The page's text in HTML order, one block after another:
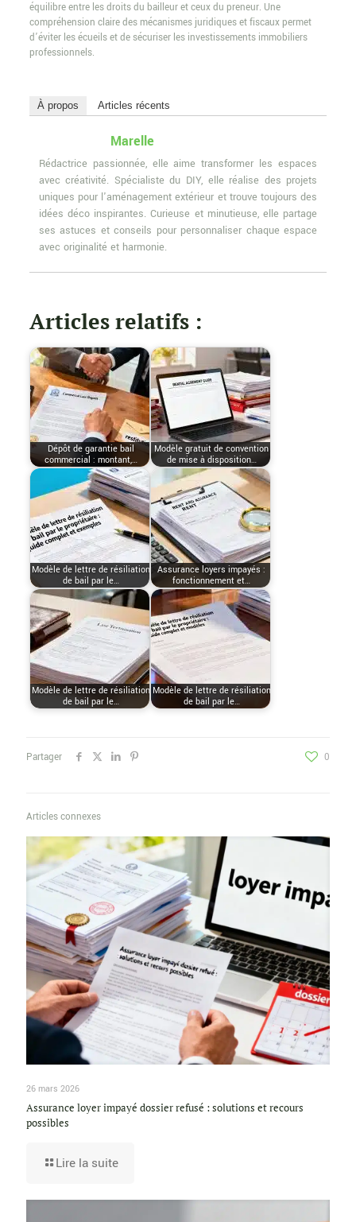
équilibre entre les droits du bailleur et ceux du preneur. Une
compréhension claire des mécanismes juridiques et fiscaux permet
d’éviter les écueils et de sécuriser les investissements immobiliers
professionnels.
À propos Articles récents
Marelle
Rédactrice passionnée, elle aime transformer les espaces
avec créativité. Spécialiste du DIY, elle réalise des projets
uniques pour l'aménagement extérieur et trouve toujours des
idées déco inspirantes. Curieuse et minutieuse, elle partage
ses astuces et conseils pour personnaliser chaque espace
avec originalité et harmonie.
Articles relatifs :
Dépôt de garantie bail
commercial : montant,…
Modèle gratuit de convention
de mise à disposition…
Modèle de lettre de résiliation
de bail par le…
Assurance loyers impayés :
fonctionnement et…
Modèle de lettre de résiliation
de bail par le…
Modèle de lettre de résiliation
de bail par le…
Partager 0
Articles connexes
26 mars 2026
Assurance loyer impayé dossier refusé : solutions et recours
possibles
Lire la suite